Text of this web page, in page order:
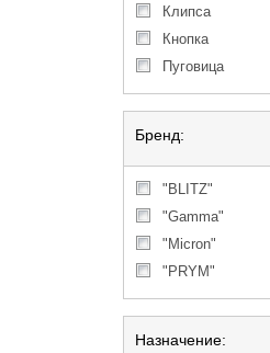
Клипса
Кнопка
Пуговица
Бренд:
"BLITZ"
"Gamma"
"Micron"
"PRYM"
Назначение: